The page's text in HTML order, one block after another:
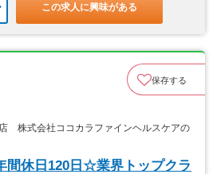
この求人に興味がある
保存する
株式会社ココカラファインヘルスケアの
間休日120日☆業界トップクラ